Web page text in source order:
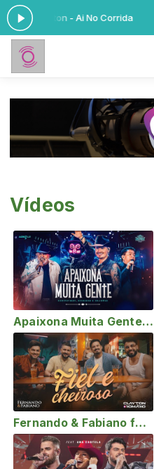
Lisa Milton - Ai No Corrida
Vídeos
Apaixona Muita Gente Part. @rionegroesolimões (Isso É CountryBeat) Ao vivo
Fernando & Fabiano feat Clayton & Romário - Fiel e Cheiroso (Clipe Oficial)